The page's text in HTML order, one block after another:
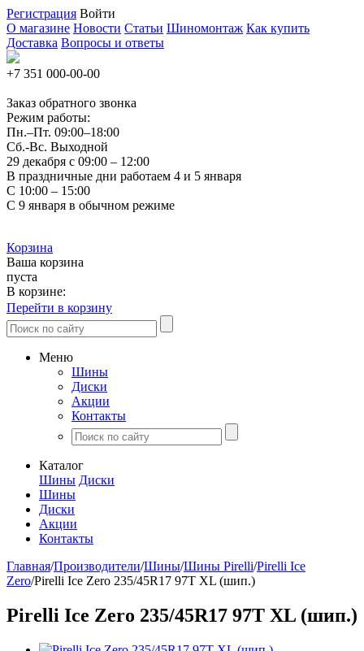
Регистрация Войти
О магазине Новости Статьи Шиномонтаж Как купить
Доставка Вопросы и ответы
+7 351 000-00-00
Заказ обратного звонка
Режим работы:
Пн.–Пт. 09:00–18:00
Сб.-Вс. Выходной
29 декабря с 09:00 – 12:00
В праздничные дни работаем 4 и 5 января
С 10:00 – 15:00
С 9 января в обычном режиме
Корзина
Ваша корзина
пуста
В корзине:
Перейти в корзину
Меню
Шины
Диски
Акции
Контакты
Каталог
Шины Диски
Шины
Диски
Акции
Контакты
Главная/Производители/Шины/Шины Pirelli/Pirelli Ice
Zero/Pirelli Ice Zero 235/45R17 97T XL (шип.)
Pirelli Ice Zero 235/45R17 97T XL (шип.)